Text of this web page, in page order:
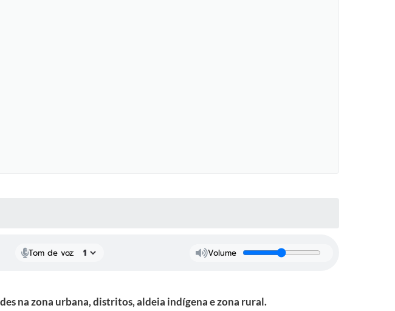
Tom de voz: Volume
na zona urbana, distritos, aldeia indígena e zona rural.